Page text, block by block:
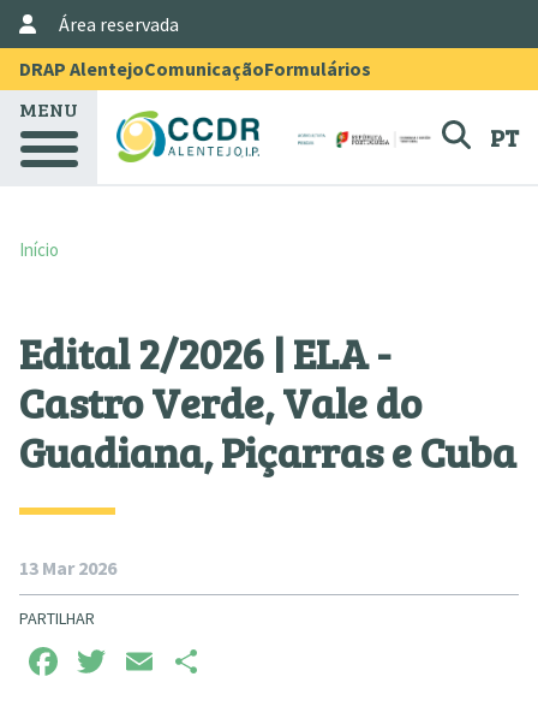
Passar para o conteúdo principal
Menu Topo
DRAP AlentejoComunicaçãoFormulários
User Account Menu
Área reservada
MENU
PT
Início
Edital 2/2026 | ELA -
Castro Verde, Vale do
Guadiana, Piçarras e Cuba
13 Mar 2026
PARTILHAR
Facebook
TwitterEmail